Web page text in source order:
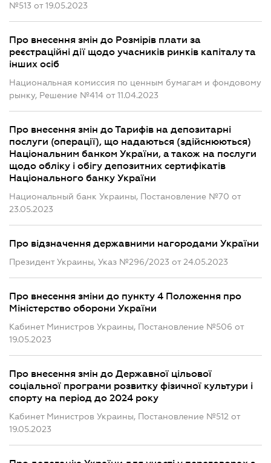
№513 от 19.05.2023
Про внесення змін до Розмірів плати за
реєстраційні дії щодо учасників ринків капіталу та
інших осіб
Национальная комиссия по ценным бумагам и фондовому
рынку, Решение №414 от 11.04.2023
Про внесення змін до Тарифів на депозитарні
послуги (операції), що надаються (здійснюються)
Національним банком України, а також на послуги
щодо обліку і обігу депозитних сертифікатів
Національного банку України
Национальный банк Украины, Постановление №70 от
23.05.2023
Про відзначення державними нагородами України
Президент Украины, Указ №296/2023 от 24.05.2023
Про внесення зміни до пункту 4 Положення про
Міністерство оборони України
Кабинет Министров Украины, Постановление №506 от
19.05.2023
Про внесення змін до Державної цільової
соціальної програми розвитку фізичної культури і
спорту на період до 2024 року
Кабинет Министров Украины, Постановление №512 от
19.05.2023